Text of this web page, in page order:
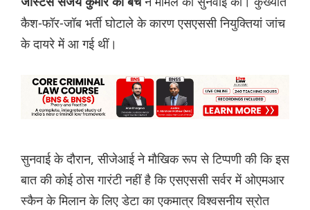
कैश-फॉर-जॉब भर्ती घोटाले के कारण एसएससी नियुक्तियां जांच
के दायरे में आ गई थीं।
सुनवाई के दौरान, सीजेआई ने मौखिक रूप से टिप्पणी की कि इस
बात की कोई ठोस गारंटी नहीं है कि एसएससी सर्वर में ओएमआर
स्कैन के मिलान के लिए डेटा का एकमात्र विश्वसनीय स्रोत